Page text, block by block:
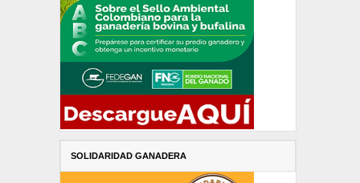
SOLIDARIDAD GANADERA